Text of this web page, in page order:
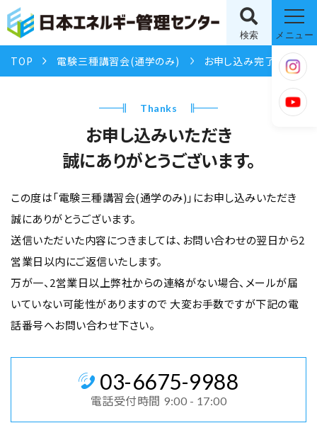
検索 メニュー
TOP 電験三種講習会(通学のみ) お申し込み完了
Thanks
お申し込みいただき
誠にありがとうございます。
この度は「電験三種講習会(通学のみ)」にお申し込みいただき
誠にありがとうございます。
送信いただいた内容につきましては、お問い合わせの翌日から2
営業日以内にご返信いたします。
万が一、2営業日以上弊社からの連絡がない場合、メールが届
いていない可能性がありますので 大変お手数ですが下記の電
話番号へお問い合わせ下さい。
03-6675-9988
電話受付時間 9:00 - 17:00